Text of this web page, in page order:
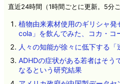
直近24時間（1時間ごとに更新。5分
植物由来素材使用のギリシャ
cola」を飲んでみた、コカ・コ
人々の知能が徐々に低下する「
ADHDの症状がある若者はそう
なるという研究結果